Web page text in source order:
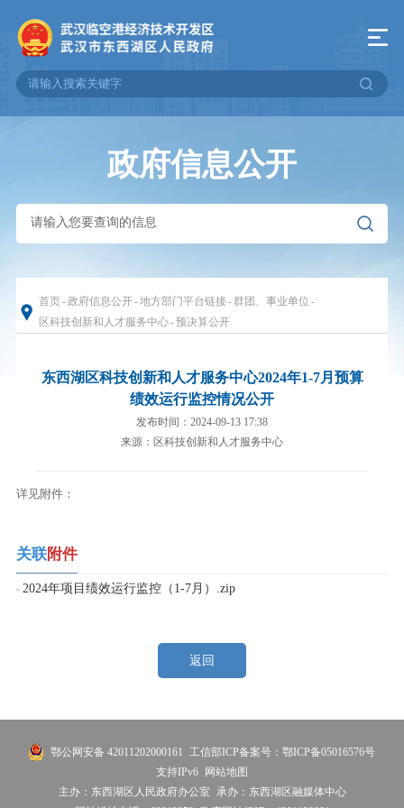
政府信息公开
首页-政府信息公开-地方部门平台链接- 群团、事业单位 -
区科技创新和人才服务中心-预决算公开
东西湖区科技创新和人才服务中心2024年1-7月预算
绩效运行监控情况公开
发布时间：2024-09-13 17:38
来源：区科技创新和人才服务中心
详见附件：
关联附件
2024年项目绩效运行监控（1-7月）.zip
返回
鄂公网安备 42011202000161
工信部ICP备案号：鄂ICP备05016576号
支持IPv6 网站地图
主办：东西湖区人民政府办公室
承办：东西湖区融媒体中心